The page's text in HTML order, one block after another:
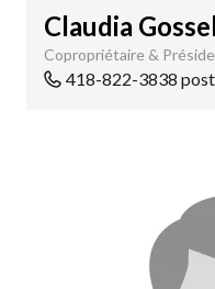
Claudia
Copropriétaire &
418-822-3838